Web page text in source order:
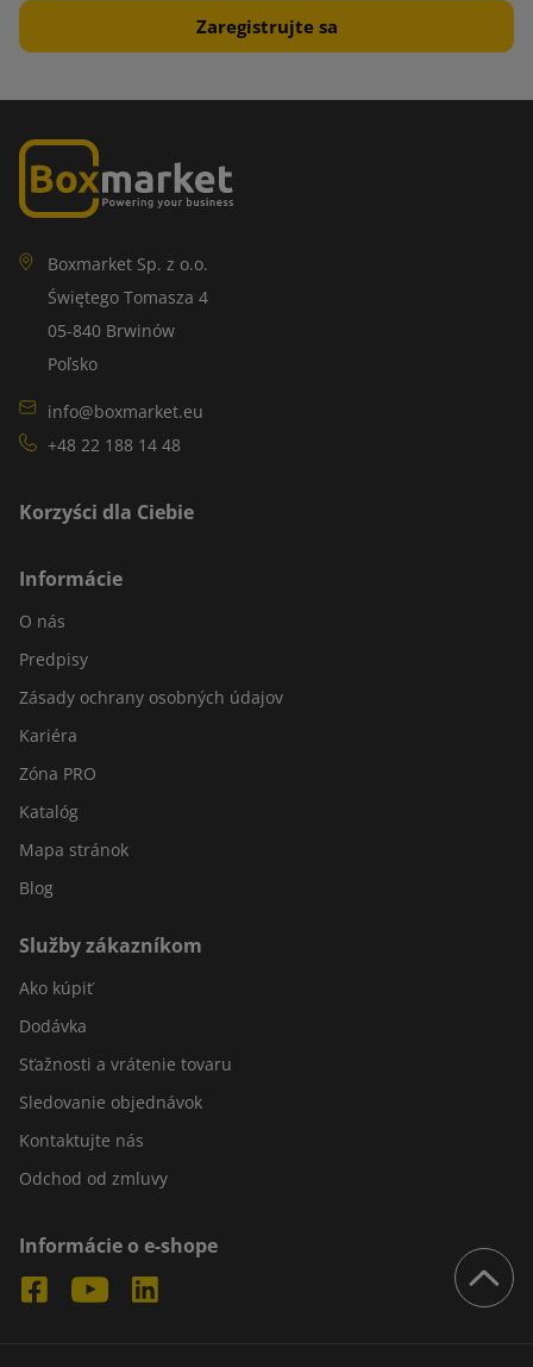
Boxmarket Sp. z o.o.
Świętego Tomasza 4
05-840 Brwinów
Poľsko
info@boxmarket.eu
+48 22 188 14 48
Korzyści dla Ciebie
Informácie
O nás
Predpisy
Zásady ochrany osobných údajov
Kariéra
Zóna PRO
Katalóg
Mapa stránok
Blog
Služby zákazníkom
Ako kúpiť
Dodávka
Sťažnosti a vrátenie tovaru
Sledovanie objednávok
Kontaktujte nás
Odchod od zmluvy
Informácie o e-shope